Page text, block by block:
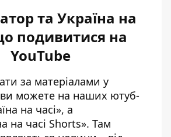
та Україна на
подивитися на
YouTube
за матеріалами у
ви можете на наших ютуб-
на часі», а
на часі Shorts». Там